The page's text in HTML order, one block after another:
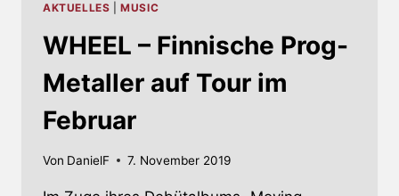
AKTUELLES |MUSIC
WHEEL – Finnische Prog-
Metaller auf Tour im
Februar
Von DanielF 7. November 2019